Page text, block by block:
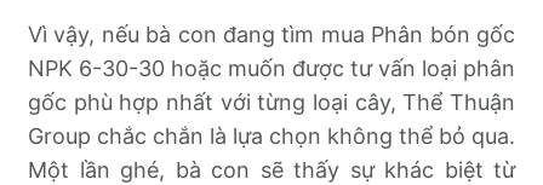
Vì vậy, nếu bà con đang tìm mua Phân bón gốc
NPK 6-30-30 hoặc muốn được tư vấn loại phân
gốc phù hợp nhất với từng loại cây, Thể Thuận
Group chắc chắn là lựa chọn không thể bỏ qua.
Một lần ghé, bà con sẽ thấy sự khác biệt từ